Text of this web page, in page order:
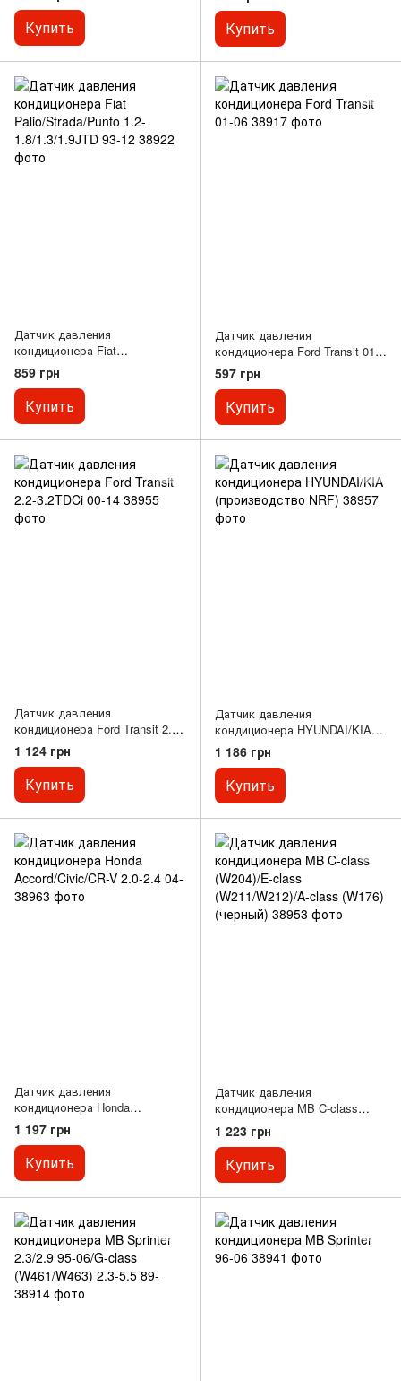
Купить
2.0 HDI 96-11
Купить
Датчик давления
кондиционера Fiat
Palio/Strada/Punto 1.2-
1.8/1.3/1.9JTD 93-12
859 грн
Купить
Датчик давления
кондиционера Ford Transit 01-
06
597 грн
Купить
Датчик давления
кондиционера Ford Transit 2.2-
3.2TDCi 00-14
1 124 грн
Купить
Датчик давления
кондиционера HYUNDAI/KIA
(производство NRF)
1 186 грн
Купить
Датчик давления
кондиционера Honda
Accord/Civic/CR-V 2.0-2.4 04-
1 197 грн
Купить
Датчик давления
кондиционера MB C-class
(W204)/E-class (W211/W212)/A-
class (W176) (черный)
1 223 грн
Купить